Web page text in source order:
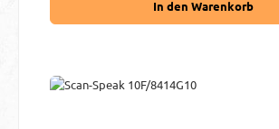
In den Warenkorb